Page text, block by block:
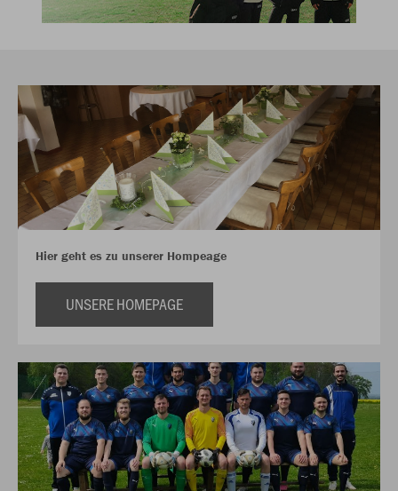
Hier geht es zu unserer Hompeage
UNSERE HOMEPAGE